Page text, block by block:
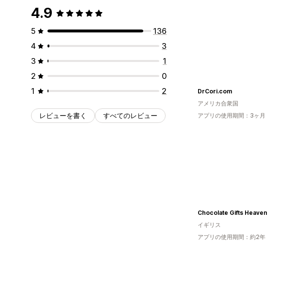
4.9
5
136
4
3
3
1
2
0
1
2
レビューを書く すべてのレビュー
DrCori.com
アメリカ合衆国
アプリの使用期間：3ヶ月
Chocolate Gifts Heaven
イギリス
アプリの使用期間：約2年